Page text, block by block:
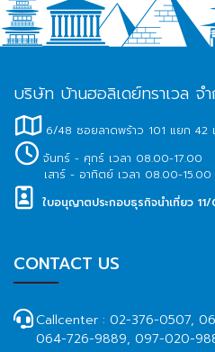
บริษัท บ้านฮอลิเดย์ทราเวล จ
6/48 ซอยลาดพร้าว 101 แยก 42
จันทร์ - ศุกร์ เวลา 08.00-17.00
เสาร์ - อาทิตย์ เวลา 08.00-15.00
ใบอนุญาตประกอบธุรกิจนำเที่ยว
CONTACT US
Callcenter : 02-376-0507,
064-726-9889, 097-020-